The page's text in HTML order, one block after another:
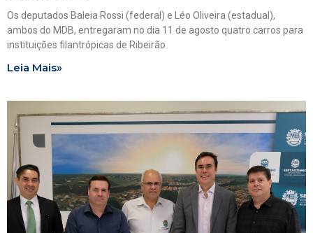
Os deputados Baleia Rossi (federal) e Léo Oliveira (estadual),
ambos do MDB, entregaram no dia 11 de agosto quatro carros para
instituições filantrópicas de Ribeirão
Leia Mais»